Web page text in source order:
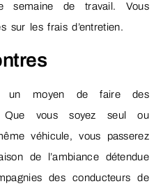
semaine de travail. Vous
sur les frais d’entretien.
un moyen de faire des
Que vous soyez seul ou
véhicule, vous passerez
de l’ambiance détendue
des conducteurs de